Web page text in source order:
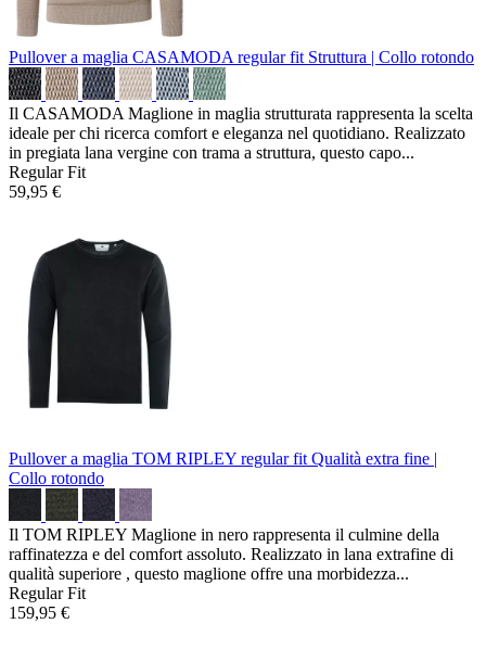
Pullover a maglia CASAMODA regular fit Struttura | Collo rotondo
Il CASAMODA Maglione in maglia strutturata rappresenta la scelta
ideale per chi ricerca comfort e eleganza nel quotidiano. Realizzato
in pregiata lana vergine con trama a struttura, questo capo...
Regular Fit
59,95 €
Pullover a maglia TOM RIPLEY regular fit Qualità extra fine |
Collo rotondo
Il TOM RIPLEY Maglione in nero rappresenta il culmine della
raffinatezza e del comfort assoluto. Realizzato in lana extrafine di
qualità superiore , questo maglione offre una morbidezza...
Regular Fit
159,95 €